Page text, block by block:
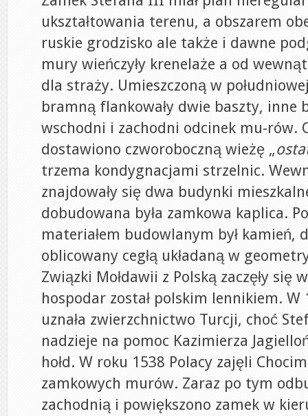
ukształtowania terenu, a obszarem
ruskie grodzisko ale także i dawne
mury wieńczyły krenelaże a od
dla straży. Umieszczoną w
bramną flankowały dwie baszty, inne
wschodni i zachodni odcinek mu-rów.
dostawiono czworoboczną wieżę „
trzema kondygnacjami strzelnic.
znajdowały się dwa budynki
dobudowana była zamkowa kaplica.
materiałem budowlanym był kamień,
oblicowany cegłą układaną w
Związki Mołdawii z Polską zaczęły się
hospodar został polskim lennikiem. W
uznała zwierzchnictwo Turcji, choć
nadzieje na pomoc Kazimierza
hołd. W roku 1538 Polacy zajęli
zamkowych murów. Zaraz po tym
zachodnią i powiększono zamek w